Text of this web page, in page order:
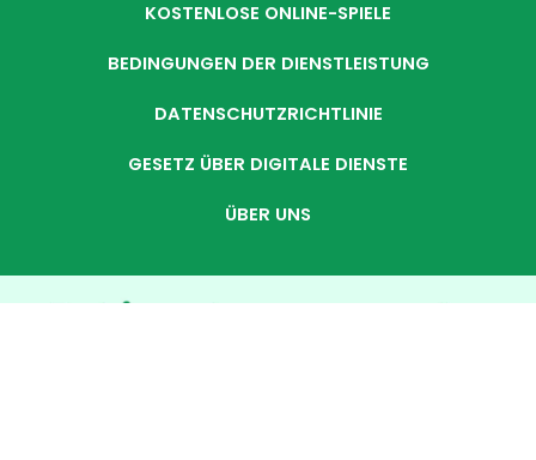
KOSTENLOSE ONLINE-SPIELE
BEDINGUNGEN DER DIENSTLEISTUNG
DATENSCHUTZRICHTLINIE
GESETZ ÜBER DIGITALE DIENSTE
ÜBER UNS